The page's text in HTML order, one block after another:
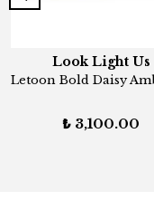
Look Light Us
₺ 3,100.00